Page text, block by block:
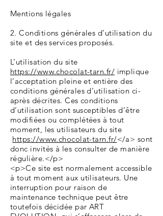
Mentions légales
2. Conditions générales d’utilisation du
site et des services proposés.
L’utilisation du site
https://www.chocolat-tarn.fr/ implique
l’acceptation pleine et entière des
conditions générales d’utilisation ci-
après décrites. Ces conditions
d’utilisation sont susceptibles d’être
modifiées ou complétées à tout
moment, les utilisateurs du site
https://www.chocolat-tarn.fr/</a> sont
donc invités à les consulter de manière
régulière.</p>
<p>Ce site est normalement accessible
à tout moment aux utilisateurs. Une
interruption pour raison de
maintenance technique peut être
toutefois décidée par ART